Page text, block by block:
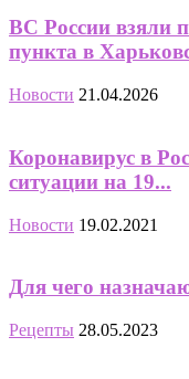
ВС России взяли
пункта в
Новости 21.04.2026
Коронавирус в
ситуации на 19...
Новости 19.02.2021
Для чего
Рецепты 28.05.2023